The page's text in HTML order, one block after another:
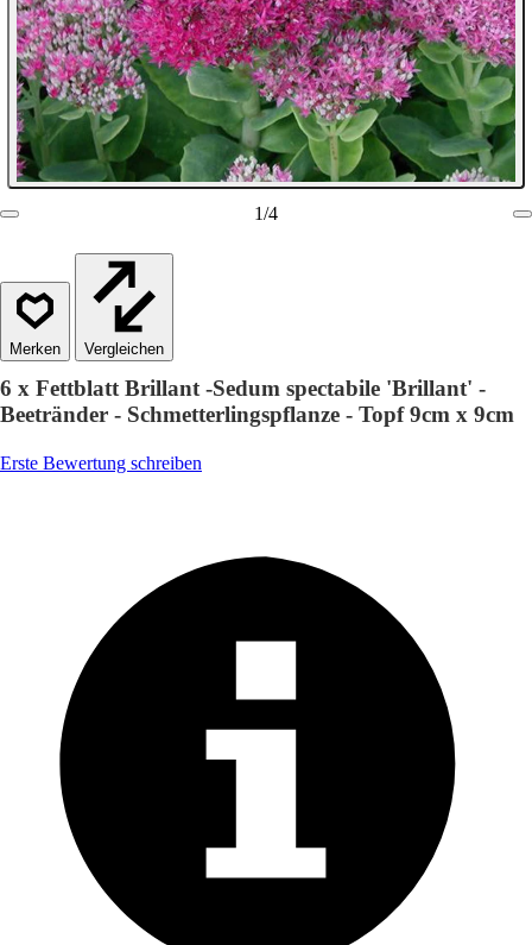
1/4
Vergleichen
6 x Fettblatt Brillant -Sedum spectabile 'Brillant' -
Beetränder - Schmetterlingspflanze - Topf 9cm x 9cm
Erste Bewertung schreiben